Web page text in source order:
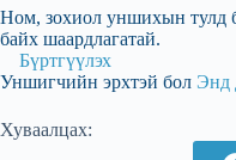
Ном, зохиол уншихын тулд
байх шаардлагатай.
Бүртгүүлэх
Уншигчийн эрхтэй бол Энд
Хуваалцах: